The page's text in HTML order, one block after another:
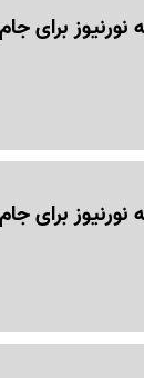
جام جهانی 2026 /
جام جهانی 2026 /